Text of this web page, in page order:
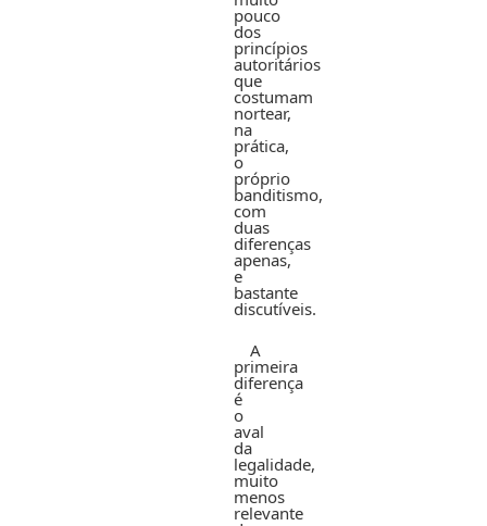
pouco
dos
princípios
autoritários
que
costumam
nortear,
na
prática,
o
próprio
banditismo,
com
duas
diferenças
apenas,
e
bastante
discutíveis.
A
primeira
diferença
é
o
aval
da
legalidade,
muito
menos
relevante